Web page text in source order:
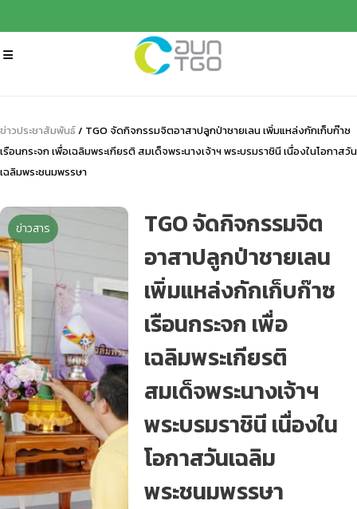
ข่าวประชาสัมพันธ์/ TGO จัดกิจกรรมจิตอาสาปลูกป่าชายเลน เพิ่มแหล่งกักเก็บก๊าซ
เรือนกระจก เพื่อเฉลิมพระเกียรติ สมเด็จพระนางเจ้าฯ พระบรมราชินี เนื่องในโอกาสวัน
เฉลิมพระชนมพรรษา
ข่าวสาร
TGO จัดกิจกรรมจิต
อาสาปลูกป่าชายเลน
เพิ่มแหล่งกักเก็บก๊าซ
เรือนกระจก เพื่อ
เฉลิมพระเกียรติ
สมเด็จพระนางเจ้าฯ
พระบรมราชินี เนื่องใน
โอกาสวันเฉลิม
พระชนมพรรษา